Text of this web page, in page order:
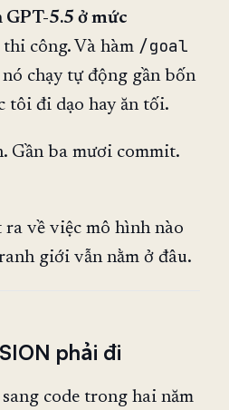
5.5 ở mức
công. Và hàm /goal
chạy tự động gần bốn
tôi đi dạo hay ăn tối.
Gần ba mươi commit.
về việc mô hình nào
giới vẫn nằm ở đâu.
phải đi
code trong hai năm